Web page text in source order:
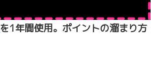
を1年間使用。ポイントの溜まり方